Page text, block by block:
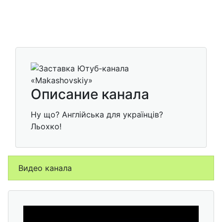
Описание канала
Ну що? Англійська для українців?
Льохко!
Видео канала